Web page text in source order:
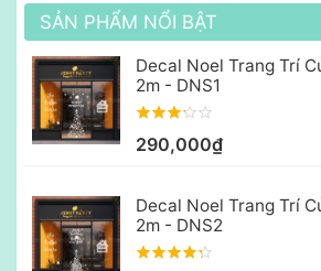
SẢN PHẨM NỔI BẬT
Decal Noel Trang Trí
2m - DNS1
290,000₫
Decal Noel Trang Trí
2m - DNS2